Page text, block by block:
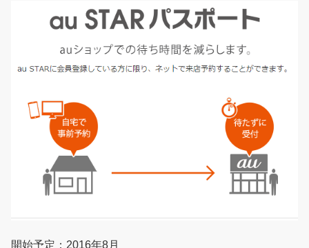
開始予定：2016年8月